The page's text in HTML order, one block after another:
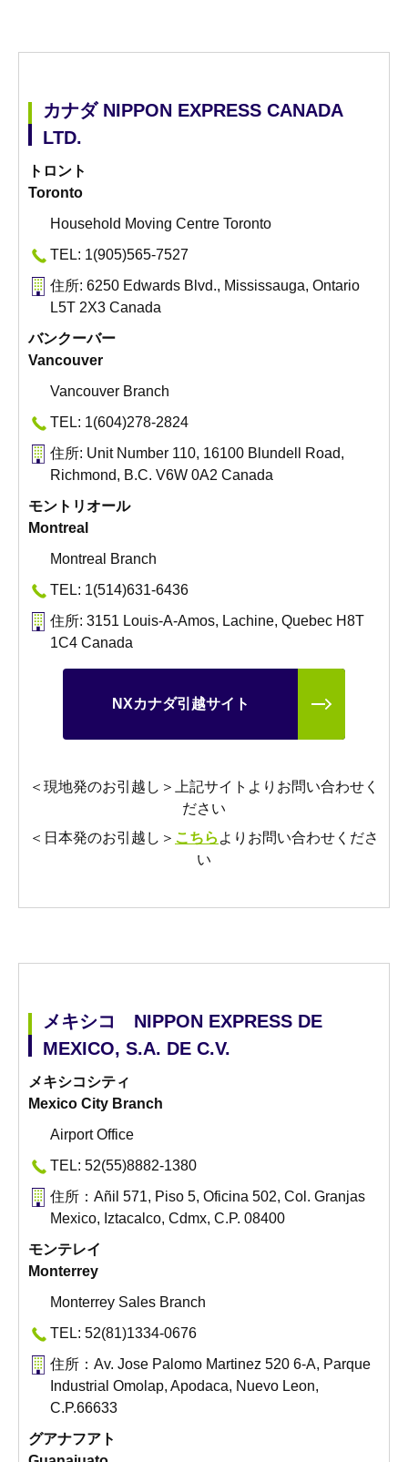
カナダ NIPPON EXPRESS CANADA
LTD.
トロント
Toronto
Household Moving Centre Toronto
TEL: 1(905)565-7527
住所: 6250 Edwards Blvd., Mississauga, Ontario
L5T 2X3 Canada
バンクーバー
Vancouver
Vancouver Branch
TEL: 1(604)278-2824
住所: Unit Number 110, 16100 Blundell Road,
Richmond, B.C. V6W 0A2 Canada
モントリオール
Montreal
Montreal Branch
TEL: 1(514)631-6436
住所: 3151 Louis-A-Amos, Lachine, Quebec H8T
1C4 Canada
NXカナダ引越サイト
＜現地発のお引越し＞上記サイトよりお問い合わせく
ださい
＜日本発のお引越し＞ こちら よりお問い合わせくださ
い
メキシコ NIPPON EXPRESS DE
MEXICO, S.A. DE C.V.
メキシコシティ
Mexico City Branch
Airport Office
TEL: 52(55)8882-1380
住所：Añil 571, Piso 5, Oficina 502, Col. Granjas
Mexico, Iztacalco, Cdmx, C.P. 08400
モンテレイ
Monterrey
Monterrey Sales Branch
TEL: 52(81)1334-0676
住所：Av. Jose Palomo Martinez 520 6-A, Parque
Industrial Omolap, Apodaca, Nuevo Leon,
C.P.66633
グアナフアト